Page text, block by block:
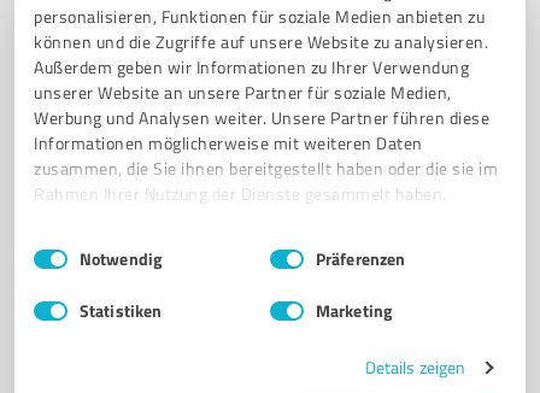
personalisieren, Funktionen für soziale Medien anbieten zu
können und die Zugriffe auf unsere Website zu analysieren.
Außerdem geben wir Informationen zu Ihrer Verwendung
unserer Website an unsere Partner für soziale Medien,
Werbung und Analysen weiter. Unsere Partner führen diese
Informationen möglicherweise mit weiteren Daten
zusammen, die Sie ihnen bereitgestellt haben oder die sie im
Rahmen Ihrer Nutzung der Dienste gesammelt haben.
Impressum Datenschutzbestimmungen
Einwilligungsauswahl
Notwendig Präferenzen
Statistiken Marketing
Details zeigen
SPORTEVENTS
VEREINSLEBEN INTEGRATION SPORTINFRASTRUKTUR
LOKALE UNTERNEHMEN GEMEINSCHAFT SPORTARTEN
Am Sportpl. 10b, 49733 Haren (Ems)
info@fc-wesuwe.de fc-wesuwe.de/
75Bewertungen (1 Quelle)